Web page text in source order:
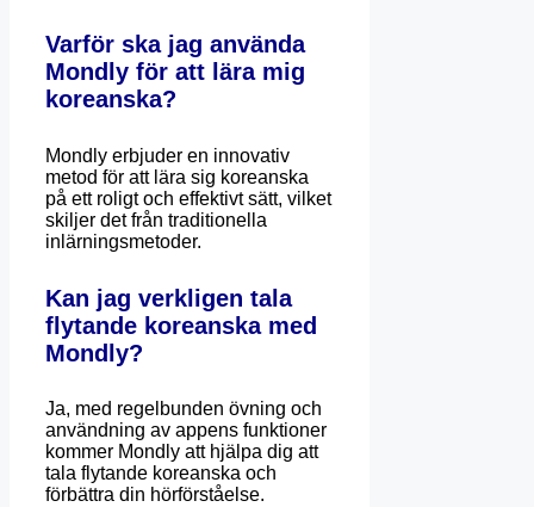
Varför ska jag använda
Mondly för att lära mig
koreanska?
Mondly erbjuder en innovativ
metod för att lära sig koreanska
på ett roligt och effektivt sätt, vilket
skiljer det från traditionella
inlärningsmetoder.
Kan jag verkligen tala
flytande koreanska med
Mondly?
Ja, med regelbunden övning och
användning av appens funktioner
kommer Mondly att hjälpa dig att
tala flytande koreanska och
förbättra din hörförståelse.